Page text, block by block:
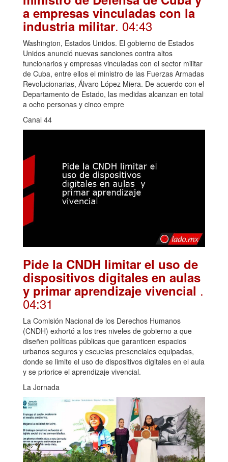
a empresas vinculadas con la
industria militar. 04:43
Washington, Estados Unidos. El gobierno de Estados
Unidos anunció nuevas sanciones contra altos
funcionarios y empresas vinculadas con el sector militar
de Cuba, entre ellos el ministro de las Fuerzas Armadas
Revolucionarias, Álvaro López Miera. De acuerdo con el
Departamento de Estado, las medidas alcanzan en total
a ocho personas y cinco empre
Canal 44
Pide la CNDH limitar el uso de
dispositivos digitales en aulas
y primar aprendizaje vivencial .
04:31
La Comisión Nacional de los Derechos Humanos
(CNDH) exhortó a los tres niveles de gobierno a que
diseñen políticas públicas que garanticen espacios
urbanos seguros y escuelas presenciales equipadas,
donde se limite el uso de dispositivos digitales en el aula
y se priorice el aprendizaje vivencial.
La Jornada